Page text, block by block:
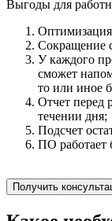
Выгоды для
Сокращение
У каждого
сможет
то или иное
Отчет перед
течении дня;
Подсчет
ПО работает
Получить